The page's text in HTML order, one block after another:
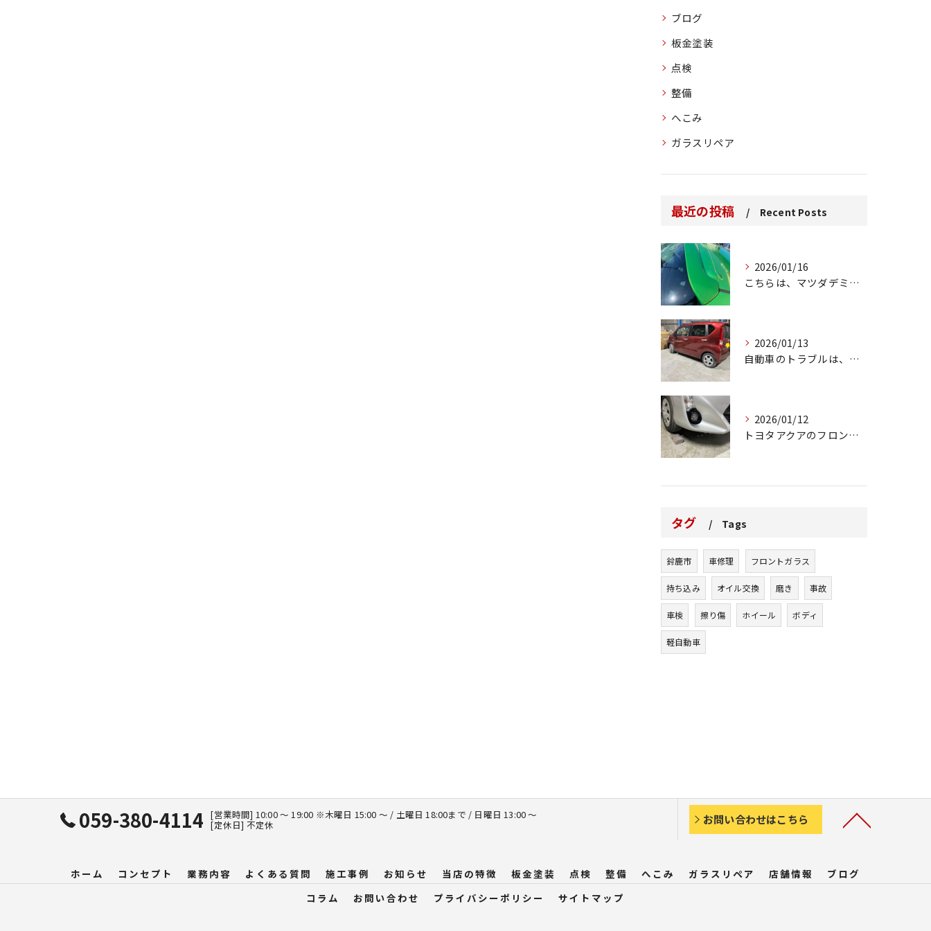
ブログ
板金塗装
点検
整備
へこみ
ガラスリペア
最近の投稿 Recent Posts
2026/01/16
こちらは、マツダデミオのゲートのルーフスポイラーで、経年劣化...
2026/01/13
自動車のトラブルは、日常生活において避けられない出来事の一つ...
2026/01/12
トヨタアクアのフロントバンパーの右下側を縁石にぶつけてできた...
タグ Tags
鈴鹿市 車修理 フロントガラス
持ち込み オイル交換 磨き 事故
車検 擦り傷 ホイール ボディ
軽自動車
059-380-4114 [営業時間] 10:00 〜 19:00 ※木曜日 15:00 ～ / 土曜日 18:00まで / 日曜日 13:00 ～
[定休日] 不定休 お問い合わせはこちら
ホーム コンセプト 業務内容 よくある質問 施工事例 お知らせ 当店の特徴 板金塗装 点検 整備 へこみ ガラスリペア 店舗情報
ブログ
コラム
お問い合わせ プライバシーポリシー サイトマップ